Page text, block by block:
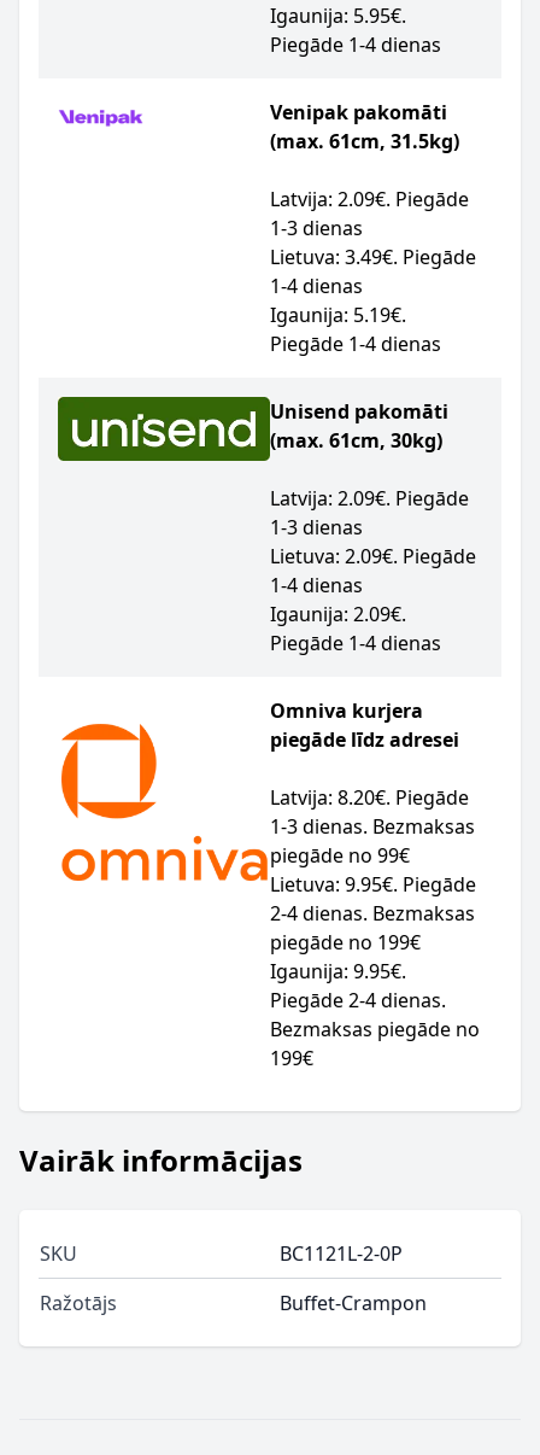
Igaunija: 5.95€.
Piegāde 1-4 dienas
Venipak pakomāti
(max. 61cm, 31.5kg)
Latvija: 2.09€. Piegāde
1-3 dienas
Lietuva: 3.49€. Piegāde
1-4 dienas
Igaunija: 5.19€.
Piegāde 1-4 dienas
Unisend pakomāti
(max. 61cm, 30kg)
Latvija: 2.09€. Piegāde
1-3 dienas
Lietuva: 2.09€. Piegāde
1-4 dienas
Igaunija: 2.09€.
Piegāde 1-4 dienas
Omniva kurjera
piegāde līdz adresei
Latvija: 8.20€. Piegāde
1-3 dienas. Bezmaksas
piegāde no 99€
Lietuva: 9.95€. Piegāde
2-4 dienas. Bezmaksas
piegāde no 199€
Igaunija: 9.95€.
Piegāde 2-4 dienas.
Bezmaksas piegāde no
199€
Vairāk informācijas
SKU
BC1121L-2-0P
Ražotājs
Buffet-Crampon